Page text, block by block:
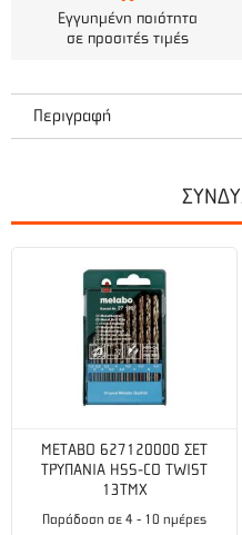
Εγγυημένη ποιότητα
σε προσιτές τιμές
Περιγραφή
Διπλό εξαγωνικό κλειδί
METABO 627120000 ΣΕΤ
ΤΡΥΠΑΝΙΑ HSS-CO TWIST
13TMX
Παράδοση σε 4 - 10 ημέρες